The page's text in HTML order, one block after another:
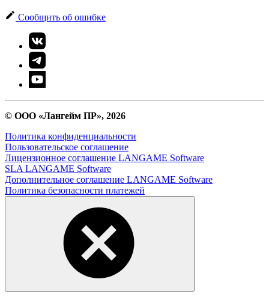
Сообщить об ошибке
© ООО «Лангейм ПР», 2026
Политика конфиденциальности
Пользовательское соглашение
Лицензионное соглашение LANGAME Software
SLA LANGAME Software
Дополнительное соглашение LANGAME Software
Политика безопасности платежей